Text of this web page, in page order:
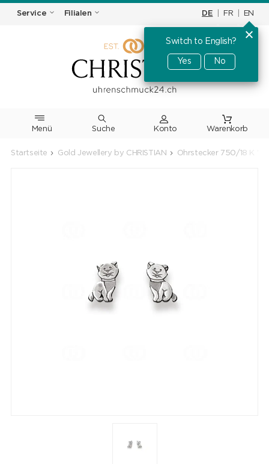
Service Filialen DE FR EN
Switch to English?
Yes No
Menü Suche Warenkorb
Startseite Gold Jewellery by CHRISTIAN Ohrstecker 750/18 K